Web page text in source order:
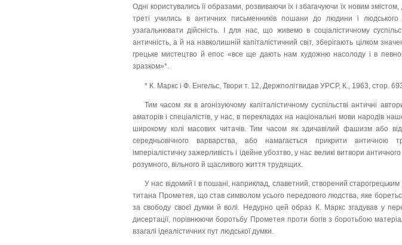
Одні користувались її образами, розвиваючи їх і збагачуючи їх новим
треті учились в античних письменників пошани до людини і
узагальнювати дійсність. І для нас, що живемо в соціалістичному
античність, а й на навколишній капіталістичний світ, зберігають цілком
грецьке мистецтво й епос «все ще дають нам художню насолоду і в
зразком»*.
* К. Маркс і Ф. Енгельс, Твори т. 12, Держполітвидав УРСР, К., 1963, стор.
Тим часом як в агонізуючому капіталістичному суспільстві античні
аматорів і спеціалістів, у нас, в перекладах на національні мови народів
широкому колі масових читачів. Тим часом як здичавілий фашизм або
середньовічного варварства, або намагається прикрити античною
імперіалістичну зажерливість і ідейне убозтво, у нас великі витвори
розумного, вільного й щасливого життя трудящих.
У нас відомий і в пошані, наприклад, славетний, створений
титана Прометея, що став символом усього передового людства, яке бореться
за свободу своєї думки й волі. Недурно цей образ К. Маркс згадував у
дисертації, порівнюючи боротьбу Прометея проти богів з боротьбою
взагалі ідеалістичних пут людської думки.